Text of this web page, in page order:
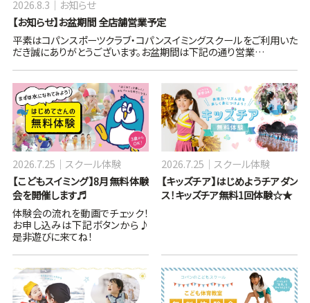
【お知らせ】お盆期間 全店舗営業予定
2026.8.3 お知らせ
平素はコパンスポーツクラブ・コパンスイミングスクールをご利用いた
だき誠にありがとうございます。お盆期間は下記の通り営業…
【こどもスイミング】8月無料体験
会を開催します♬
2026.7.25 スクール体験
体験会の流れを動画でチェック！
お申し込みは下記ボタンから♪
是非遊びに来てね！
【キッズチア】はじめようチアダン
ス！キッズチア無料1回体験☆★
2026.7.25 スクール体験